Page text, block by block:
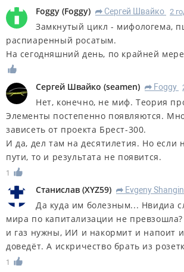
Foggy (Foggy) R Сергей Швайко 2
Замкнутый цикл - мифологема,
распиаренный росатым.
На сегодняшний день, по крайней
Сергей Швайко (seamen) R Foggy
Нет, конечно, не миф. Теория
Элементы постепенно появляются.
зависеть от проекта Брест-300.
И да, дел там на десятилетия. Но если
пути, то и результата не появится.
1
Станислав (XYZ59) R Evgeny Shangin
Да куда им болезным... Нвидиа
мира по капитализации не
и газ нужны, ИИ и накормит и напоит
доведёт. А искричество брать из
1